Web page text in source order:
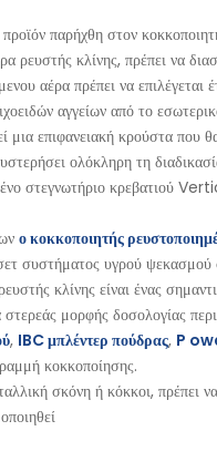
παρήχθη στον
ρευστής κλίνης, πρέπει να
αέρα πρέπει να
αγγείων από το
μια επιφανειακή κρούστα
ολόκληρη τη
στεγνωτήριο κρεβατιού
ο κοκκοποιητής
συστήματος υγρού ψεκασμού
κλίνης είναι ένας
μορφής δοσολογίας
, IBC μπλέντερ πούδρας, P
κοκκοποίησης.
σκόνη ή κόκκοι, πρέπει